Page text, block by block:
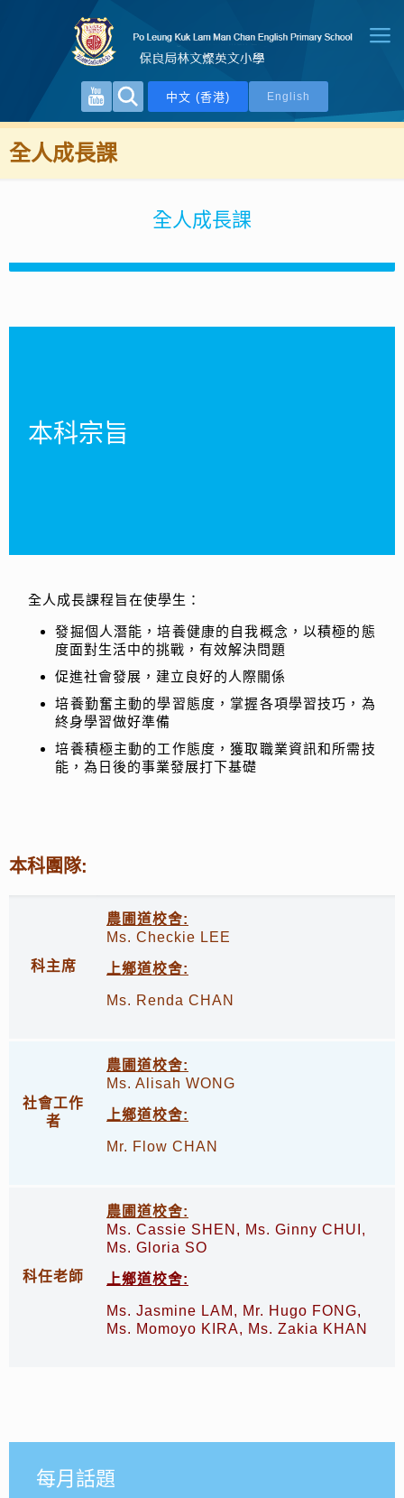
中文 (香港) English
全人成長課
全人成長課
本科宗旨
全人成長課程旨在使學生：
發掘個人潛能，培養健康的自我概念，以積極的態
度面對生活中的挑戰，有效解決問題
促進社會發展，建立良好的人際關係
培養勤奮主動的學習態度，掌握各項學習技巧，為
終身學習做好準備
培養積極主動的工作態度，獲取職業資訊和所需技
能，為日後的事業發展打下基礎
本科團隊:
科主席
農圃道校舍:
Ms. Checkie LEE
上鄉道校舍:
Ms. Renda CHAN
社會工作
者
農圃道校舍:
Ms. Alisah WONG
上鄉道校舍:
Mr. Flow CHAN
科任老師
農圃道校舍:
Ms. Cassie SHEN, Ms. Ginny CHUI,
Ms. Gloria SO
上鄉道校舍:
Ms. Jasmine LAM, Mr. Hugo FONG,
Ms. Momoyo KIRA, Ms. Zakia KHAN
每月話題